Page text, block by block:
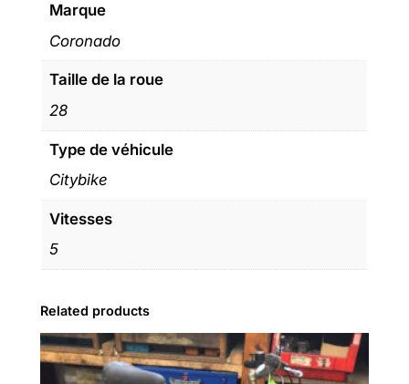
Marque
Coronado
Taille de la roue
28
Type de véhicule
Citybike
Vitesses
5
Related products